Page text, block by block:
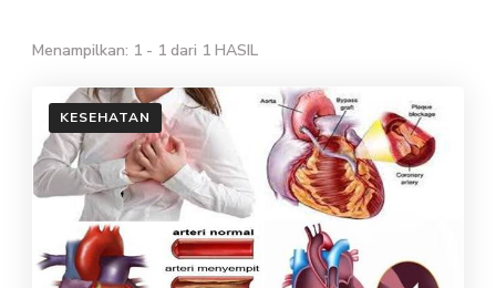
Menampilkan: 1 - 1 dari 1 HASIL
KESEHATAN